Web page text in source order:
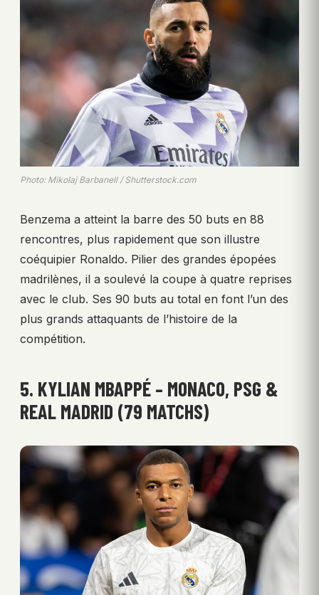
Photo: Mikolaj Barbanell / Shutterstock.com
Benzema a atteint la barre des 50 buts en 88
rencontres, plus rapidement que son illustre
coéquipier Ronaldo. Pilier des grandes épopées
madrilènes, il a soulevé la coupe à quatre reprises
avec le club. Ses 90 buts au total en font l’un des
plus grands attaquants de l’histoire de la
compétition.
5. KYLIAN MBAPPÉ – MONACO, PSG &
REAL MADRID (79 MATCHS)